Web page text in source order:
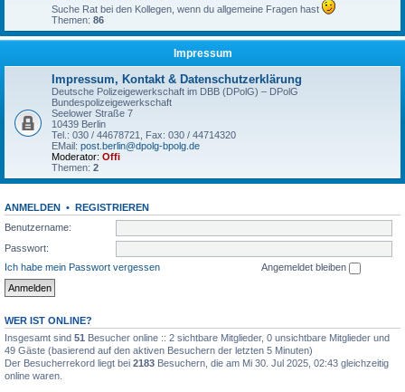
Suche Rat bei den Kollegen, wenn du allgemeine Fragen hast
Themen: 86
Impressum
Impressum, Kontakt & Datenschutzerklärung
Deutsche Polizeigewerkschaft im DBB (DPolG) – DPolG
Bundespolizeigewerkschaft
Seelower Straße 7
10439 Berlin
Tel.: 030 / 44678721, Fax: 030 / 44714320
EMail: post.berlin@dpolg-bpolg.de
Moderator: Offi
Themen: 2
ANMELDEN • REGISTRIEREN
Benutzername:
Passwort:
Ich habe mein Passwort vergessen
Angemeldet bleiben
WER IST ONLINE?
Insgesamt sind 51 Besucher online :: 2 sichtbare Mitglieder, 0 unsichtbare Mitglieder und
49 Gäste (basierend auf den aktiven Besuchern der letzten 5 Minuten)
Der Besucherrekord liegt bei 2183 Besuchern, die am Mi 30. Jul 2025, 02:43 gleichzeitig
online waren.